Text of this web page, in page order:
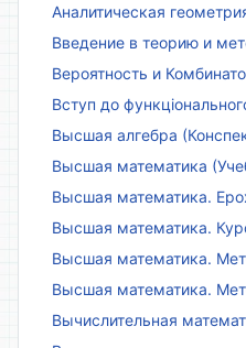
Аналитическая
Введение в теорию и
Вероятность и
Вступ до
Высшая алгебра
Высшая математика
Высшая математика.
Высшая математика.
Высшая математика.
Высшая математика.
Вычислительная